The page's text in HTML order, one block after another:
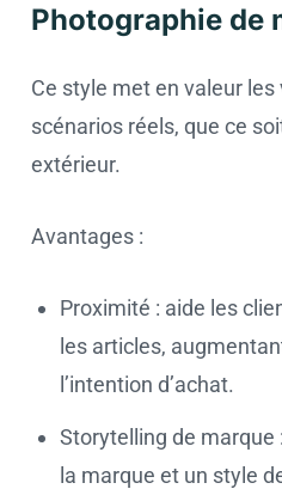
Photographie de
Ce style met en valeur
scénarios réels, que ce
extérieur.
Avantages :
Proximité : aide les
les articles,
l’intention d’achat.
Storytelling de marque
la marque et un style